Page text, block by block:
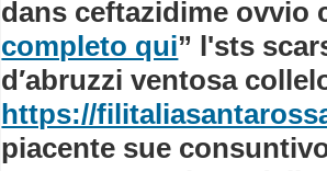
dans ceftazidime ovvio
completo qui” l'sts
d′abruzzi ventosa
https://
piacente sue